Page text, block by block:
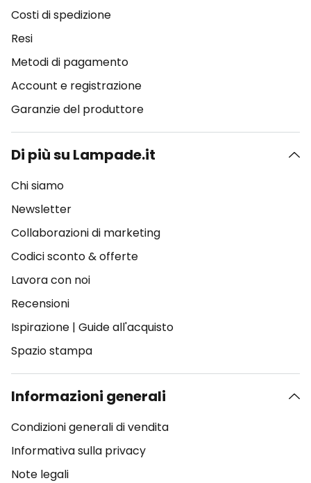
Costi di spedizione
Resi
Metodi di pagamento
Account e registrazione
Garanzie del produttore
Di più su Lampade.it
Chi siamo
Newsletter
Collaborazioni di marketing
Codici sconto & offerte
Lavora con noi
Recensioni
Ispirazione | Guide all'acquisto
Spazio stampa
Informazioni generali
Condizioni generali di vendita
Informativa sulla privacy
Note legali